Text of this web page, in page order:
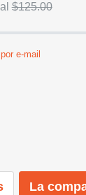
$125.00
e-mail
La